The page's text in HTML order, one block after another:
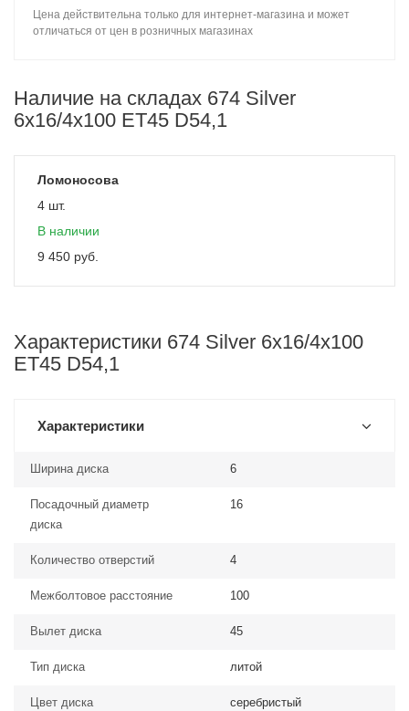
Цена действительна только для интернет-магазина и может
отличаться от цен в розничных магазинах
Наличие на складах 674 Silver
6x16/4x100 ET45 D54,1
Ломоносова
4 шт.
В наличии
9 450 руб.
Характеристики 674 Silver 6x16/4x100
ET45 D54,1
Характеристики
Ширина диска 6
Посадочный диаметр
диска
16
Количество отверстий 4
Межболтовое расстояние 100
Вылет диска 45
Тип диска литой
Цвет диска серебристый